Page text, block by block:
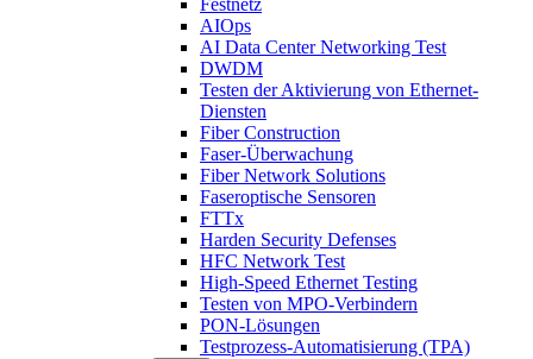
Festnetz
AIOps
AI Data Center Networking Test
DWDM
Testen der Aktivierung von Ethernet-
Diensten
Fiber Construction
Faser-Überwachung
Fiber Network Solutions
Faseroptische Sensoren
FTTx
Harden Security Defenses
HFC Network Test
High-Speed Ethernet Testing
Testen von MPO-Verbindern
PON-Lösungen
Testprozess-Automatisierung (TPA)